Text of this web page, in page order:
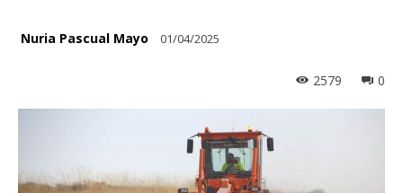
Nuria Pascual Mayo 01/04/2025
0
2579